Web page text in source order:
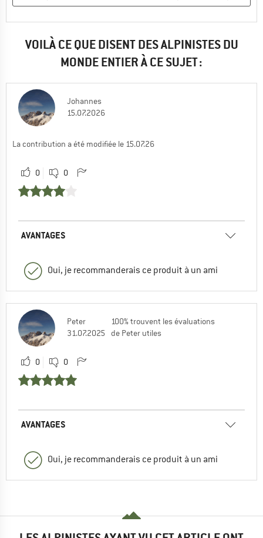
VOILÀ CE QUE DISENT DES ALPINISTES DU
MONDE ENTIER À CE SUJET :
Johannes
15.07.2026
La contribution a été modifiée le 15.07.26
0 0
AVANTAGES
Oui, je recommanderais ce produit à un ami
Peter
31.07.2025
100% trouvent les évaluations
de Peter utiles
0 0
AVANTAGES
Oui, je recommanderais ce produit à un ami